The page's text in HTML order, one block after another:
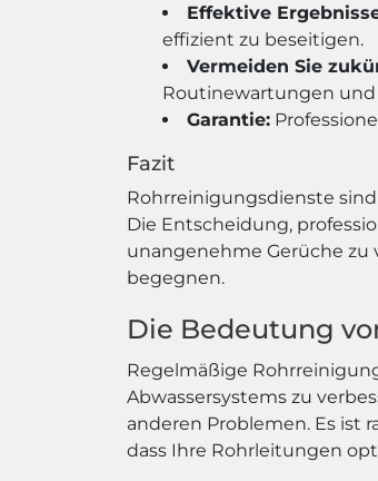
Effektive
effizient zu beseitigen.
Vermeiden Sie
Routinewartungen
Garantie:
Fazit
Rohrreinigungsdienste
Die Entscheidung,
unangenehme Gerüche zu
begegnen.
Die Bedeutung
Regelmäßige
Abwassersystems zu
anderen Problemen. Es ist
dass Ihre Rohrleitungen